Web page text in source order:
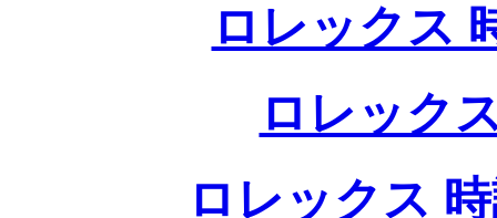
ロレックス
ロレック
ロレックス